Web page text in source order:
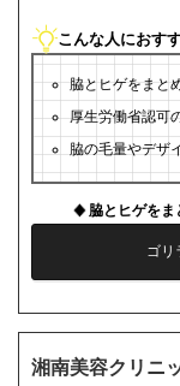
こんな人におす
脇とヒゲをまと
厚生労働省認可
脇の毛量やデザ
脇とヒゲをま
ゴリ
湘南美容クリニ